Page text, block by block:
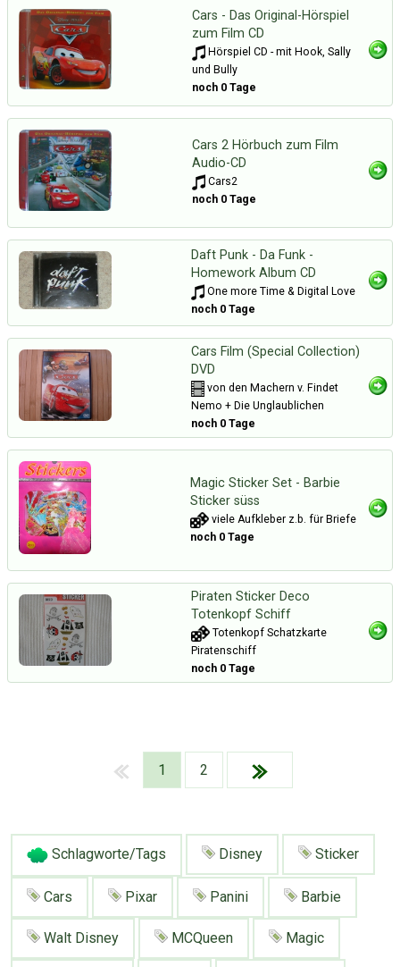
Google Neu hier?
Über Tauschbu↔de
Mediadaten
Kategorien
Erweitere Suche
Zufallsartikel
Cars - Das Original-Hörspiel
zum Film CD
Hörspiel CD - mit Hook, Sally
und Bully
noch 0 Tage
Cars 2 Hörbuch zum Film
Audio-CD
Cars2
noch 0 Tage
Daft Punk - Da Funk -
Homework Album CD
One more Time & Digital Love
noch 0 Tage
Cars Film (Special Collection)
DVD
von den Machern v. Findet
Nemo + Die Unglaublichen
noch 0 Tage
Magic Sticker Set - Barbie
Sticker süss
viele Aufkleber z.b. für Briefe
noch 0 Tage
Piraten Sticker Deco
Totenkopf Schiff
Totenkopf Schatzkarte
Piratenschiff
noch 0 Tage
1 2
Schlagworte/Tags Disney Sticker
Cars Pixar Panini Barbie
Walt Disney MCQueen Magic